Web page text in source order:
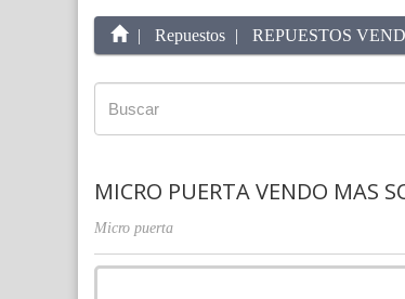
Repuestos REPUESTOS
MICRO PUERTA VENDO MAS
Micro puerta